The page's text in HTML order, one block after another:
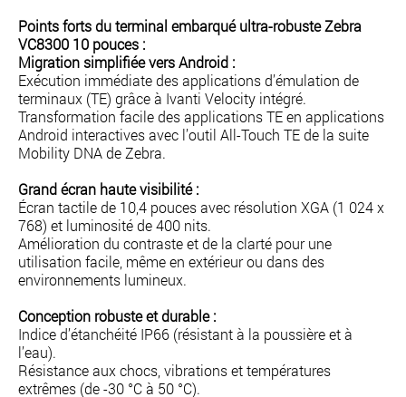
Points forts du terminal embarqué ultra-robuste Zebra
VC8300 10 pouces :
Migration simplifiée vers Android :
Exécution immédiate des applications d’émulation de
terminaux (TE) grâce à Ivanti Velocity intégré.
Transformation facile des applications TE en applications
Android interactives avec l’outil All-Touch TE de la suite
Mobility DNA de Zebra.
Grand écran haute visibilité :
Écran tactile de 10,4 pouces avec résolution XGA (1 024 x
768) et luminosité de 400 nits.
Amélioration du contraste et de la clarté pour une
utilisation facile, même en extérieur ou dans des
environnements lumineux.
Conception robuste et durable :
Indice d’étanchéité IP66 (résistant à la poussière et à
l’eau).
Résistance aux chocs, vibrations et températures
extrêmes (de -30 °C à 50 °C).